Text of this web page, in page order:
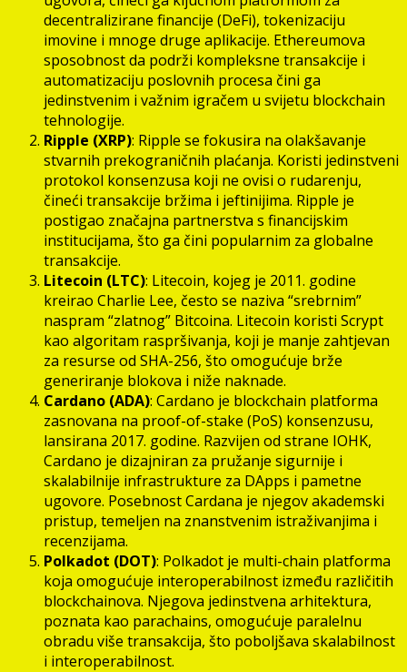
decentralizirane financije (DeFi), tokenizaciju
imovine i mnoge druge aplikacije. Ethereumova
sposobnost da podrži kompleksne transakcije i
automatizaciju poslovnih procesa čini ga
jedinstvenim i važnim igračem u svijetu blockchain
tehnologije.
Ripple (XRP): Ripple se fokusira na olakšavanje
stvarnih prekograničnih plaćanja. Koristi jedinstveni
protokol konsenzusa koji ne ovisi o rudarenju,
čineći transakcije bržima i jeftinijima. Ripple je
postigao značajna partnerstva s financijskim
institucijama, što ga čini popularnim za globalne
transakcije.
Litecoin (LTC): Litecoin, kojeg je 2011. godine
kreirao Charlie Lee, često se naziva “srebrnim”
naspram “zlatnog” Bitcoina. Litecoin koristi Scrypt
kao algoritam raspršivanja, koji je manje zahtjevan
za resurse od SHA-256, što omogućuje brže
generiranje blokova i niže naknade.
Cardano (ADA): Cardano je blockchain platforma
zasnovana na proof-of-stake (PoS) konsenzusu,
lansirana 2017. godine. Razvijen od strane IOHK,
Cardano je dizajniran za pružanje sigurnije i
skalabilnije infrastrukture za DApps i pametne
ugovore. Posebnost Cardana je njegov akademski
pristup, temeljen na znanstvenim istraživanjima i
recenzijama.
Polkadot (DOT): Polkadot je multi-chain platforma
koja omogućuje interoperabilnost između različitih
blockchainova. Njegova jedinstvena arhitektura,
poznata kao parachains, omogućuje paralelnu
obradu više transakcija, što poboljšava skalabilnost
i interoperabilnost.